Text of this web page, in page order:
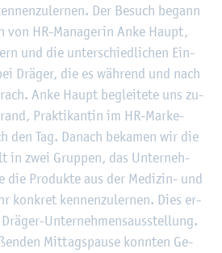
Der Be­such be­gann
HR-Ma­na­ge­rin Anke Haupt,
und die un­ter­schied­li­chen Ein­
Drä­ger, die es wäh­rend und nach
Anke Haupt be­glei­te­te uns zu­
Prak­ti­kan­tin im HR-Mar­ke­
den Tag. Da­nach be­ka­men wir die
in zwei Grup­pen, das Un­ter­neh­
die Pro­duk­te aus der Me­di­zin- und
kon­kret ken­nen­zu­ler­nen. Dies er­
Un­ter­neh­mens­aus­stel­lung.
Mit­tags­pau­se konn­ten Ge­